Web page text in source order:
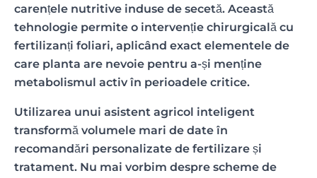
carențele nutritive induse de secetă. Această
tehnologie permite o intervenție chirurgicală cu
fertilizanți foliari, aplicând exact elementele de
care planta are nevoie pentru a-și menține
metabolismul activ în perioadele critice.
Utilizarea unui asistent agricol inteligent
transformă volumele mari de date în
recomandări personalizate de fertilizare și
tratament. Nu mai vorbim despre scheme de